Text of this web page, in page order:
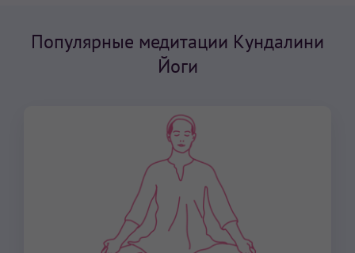
Популярные медитации Кундалини
Йоги